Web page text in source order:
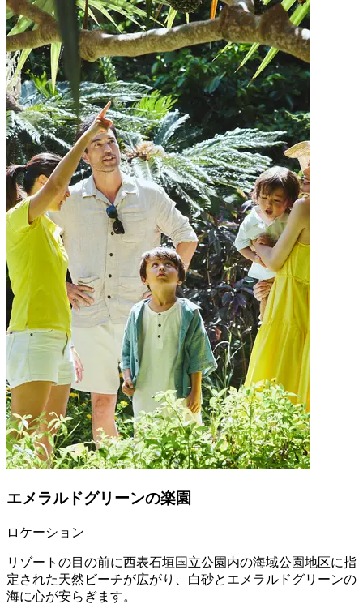
エメラルドグリーンの楽園
ロケーション
リゾートの目の前に西表石垣国立公園内の海域公園地区に指
定された天然ビーチが広がり、白砂とエメラルドグリーンの
海に心が安らぎます。